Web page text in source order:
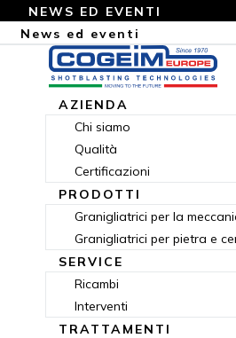
NEWS ED EVENTI
News ed eventi
AZIENDA
Chi siamo
Qualità
Certificazioni
PRODOTTI
Granigliatrici per la
Granigliatrici per pietra e
SERVICE
Ricambi
Interventi
TRATTAMENTI